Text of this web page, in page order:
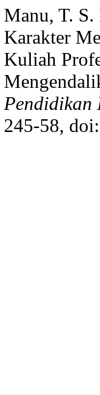
Manu, T.
Karakter
Kuliah
Pendidikan
245-58,